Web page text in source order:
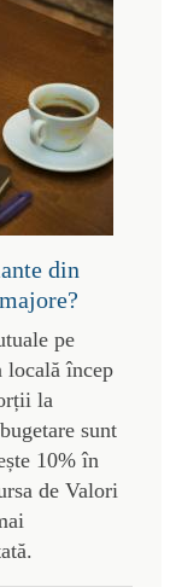
din
pe
încep
la
sunt
10% în
de Valori